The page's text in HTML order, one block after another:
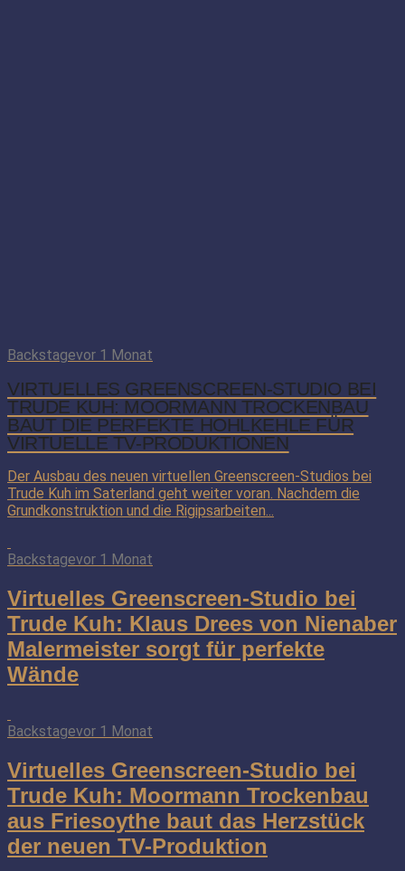
Backstagevor 1 Monat
VIRTUELLES GREENSCREEN-STUDIO BEI
TRUDE KUH: MOORMANN TROCKENBAU
BAUT DIE PERFEKTE HOHLKEHLE FÜR
VIRTUELLE TV-PRODUKTIONEN
Der Ausbau des neuen virtuellen Greenscreen-Studios bei
Trude Kuh im Saterland geht weiter voran. Nachdem die
Grundkonstruktion und die Rigipsarbeiten...
Backstagevor 1 Monat
Virtuelles Greenscreen-Studio bei
Trude Kuh: Klaus Drees von Nienaber
Malermeister sorgt für perfekte
Wände
Backstagevor 1 Monat
Virtuelles Greenscreen-Studio bei
Trude Kuh: Moormann Trockenbau
aus Friesoythe baut das Herzstück
der neuen TV-Produktion